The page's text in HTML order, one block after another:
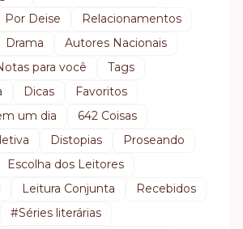
Por Deise
Relacionamentos
Drama
Autores Nacionais
para você
Tags
Dicas
Favoritos
um dia
642 Coisas
Distopias
Proseando
Escolha dos Leitores
Leitura Conjunta
Recebidos
#Séries literárias